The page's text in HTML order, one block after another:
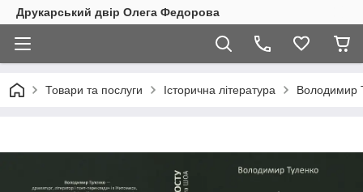
Друкарський двір Олега Федорова
Товари та послуги Історична література Володимир